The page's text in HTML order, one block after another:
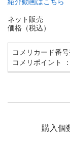
ネット販売
価格（税込）
コメリカード番
コメリポイント ：
購入個